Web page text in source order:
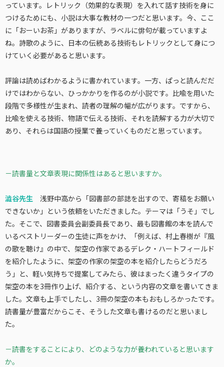
っています。レトリック（効果的な表現）を入れて話す技術を身に
つけるためにも、小説は大事な教材の一つだと思います。今、ここ
に「おーいお茶」がありますが、ラベルに俳句が載っていますよ
ね。詩歌のように、日本の伝統ある技術も レトリックとして身につ
けていく必要があると思います。
評論は読めばわかるように書かれています。 一方、ぱっと読んだだ
けではわからない、ひっかかりを作るのが小説です。 比喩を用いた
段階で多様性が生まれ、 読者の理解の幅が広がります。 ですから、
比喩を使える技術、物語で伝える技術、それを読解する力が大切で
あり、それらは国語の授業で養っていくものだと思っています。
－読書量と文章表現に関係性はあると思いますか。
澁谷先生 浅野中高から「図書部の部誌を出すので、寄稿をお願い
できないか」という依頼をいただきました。テーマは「うそ」でし
た。そこで、図書委員会副委員長であり、最も図書館の本を読んで
いるベストリーダーの生徒に声をかけ、「例えば、村上春樹が『風
の歌を聴け』の中で、架空の作家であるデレク・ハートフィールド
を紹介したように、架空の作家の架空の本を紹介したらどうだろ
う」と、軽い気持ちで提案してみたら、彼はまったく違うタイプの
架空の本を3冊作り上げ、紹介する、という内容の文章を書いてきま
した。文章も上手でしたし、3冊の架空の本もおもしろかったです。
読書量が豊富だからこそ、そうした文章も書けるのだと思いまし
た。
－読書をすることにより、どのような力が養われていると思います
か。